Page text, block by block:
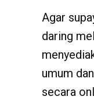
Agar
daring
umum
secara